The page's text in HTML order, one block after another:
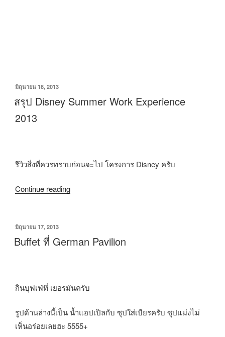
มิถุนายน 18, 2013
สรุป Disney Summer Work Experience
2013
รีวิวสิ่งที่ควรทราบก่อนจะไป โครงการ Disney ครับ
Continue reading
มิถุนายน 17, 2013
Buffet ที่ German Pavilion
กินบุฟเฟ่ที่ เยอรมันครับ
รูปด้านล่างนี้เป็น น้ำแอปเปิลกับ ซุปใส่เบียรครับ ซุปแม่งไม่
เห็นอร่อยเลยฮะ 5555+